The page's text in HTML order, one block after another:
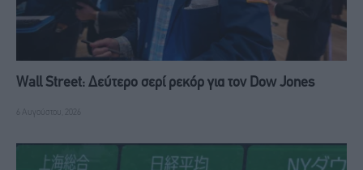
Wall Street: Δεύτερο σερί ρεκόρ για τον Dow Jones
6 Αυγούστου, 2026